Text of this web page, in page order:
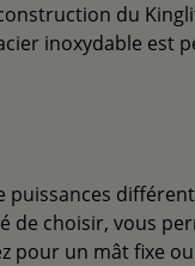
du
inoxydable est
choisir, vous
un mât fixe